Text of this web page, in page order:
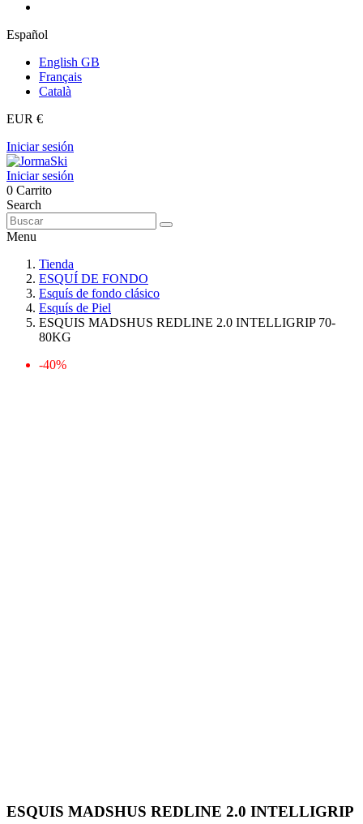
Español
English GB
Français
Català
EUR €
Iniciar sesión
Iniciar sesión
0 Carrito
Search
Menu
Tienda
ESQUÍ DE FONDO
Esquís de fondo clásico
Esquís de Piel
ESQUIS MADSHUS REDLINE 2.0 INTELLIGRIP 70-
80KG
-40%
ESQUIS MADSHUS REDLINE 2.0 INTELLIGRIP